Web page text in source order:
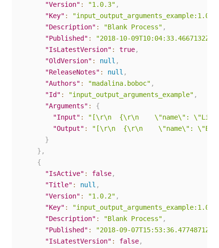
"Version" : "1.0.3" ,
"Key" :
"Description" : "Blank Process" ,
"Published" : "2018-10-09T10:04:33.4667132Z"
"IsLatestVersion" : true,
"OldVersion" : null ,
"ReleaseNotes" : null ,
"Authors" : "madalina.boboc" ,
"Id" : "input_output_arguments_example" ,
"Arguments" :
{
"Input" :
"[\r\n  {\r\n    \"name\":
"Output" :
"[\r\n  {\r\n    \"name\":
}
} ,
{
"IsActive" : false,
"Title" : null ,
"Version" : "1.0.2" ,
"Key" :
"Description" : "Blank Process" ,
"Published" : "2018-09-07T15:53:36.4774871Z"
"IsLatestVersion" : false,